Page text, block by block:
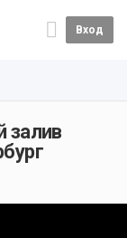
Вход
залив